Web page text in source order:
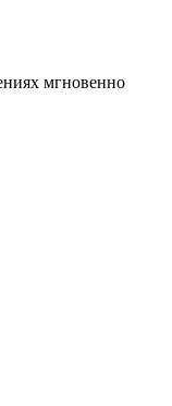
мгновенно